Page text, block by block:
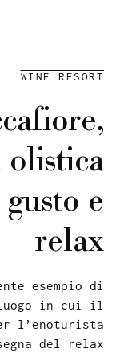
WINE RESORT
olistica
e
relax
esempio di
in cui il
l’enoturista
del relax